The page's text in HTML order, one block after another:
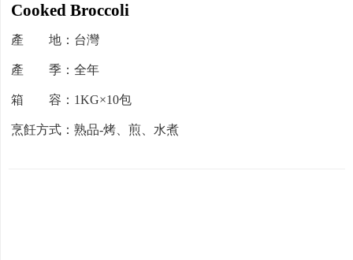
Cooked Broccoli
產 地：台灣
產 季：全年
箱 容：1KG×10包
烹飪方式：熟品-烤、煎、水煮